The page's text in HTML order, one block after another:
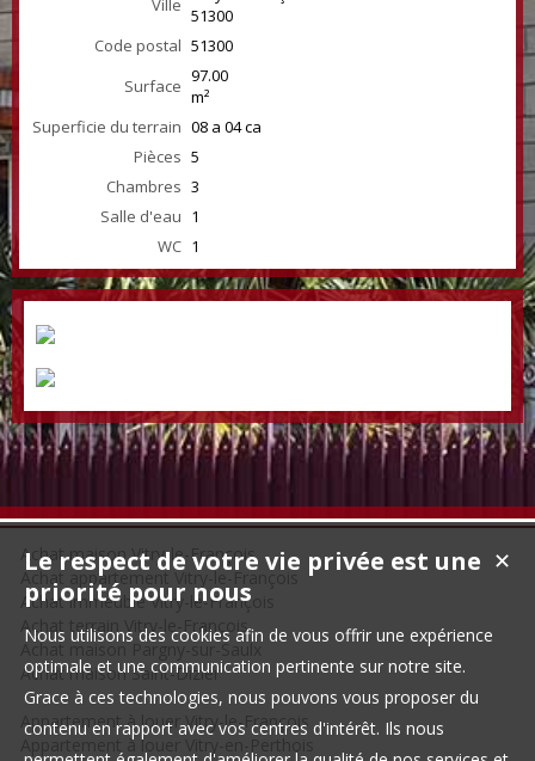
Ville 51300
Code postal 51300
Surface 97.00
m²
Superficie du terrain 08 a 04 ca
Pièces 5
Chambres 3
Salle d'eau 1
WC 1
Achat maison Vitry-le-François
Achat appartement Vitry-le-François
Achat immeuble Vitry-le-François
Achat terrain Vitry-le-François
Achat maison Pargny-sur-Saulx
Achat maison Saint-Dizier
Appartement à louer Vitry-le-François
Appartement à louer Vitry-en-Perthois
✕
Le respect de votre vie privée est une
priorité pour nous
Nous utilisons des cookies afin de vous offrir une expérience
optimale et une communication pertinente sur notre site.
Grace à ces technologies, nous pouvons vous proposer du
contenu en rapport avec vos centres d'intérêt. Ils nous